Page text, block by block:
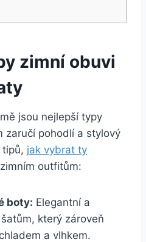
zimní obuvi
jsou nejlepší typy
zaručí pohodlí a stylový
jak vybrat ty
outfitům:
boty: Elegantní a
který ⁢zároveň
a vlhkem.